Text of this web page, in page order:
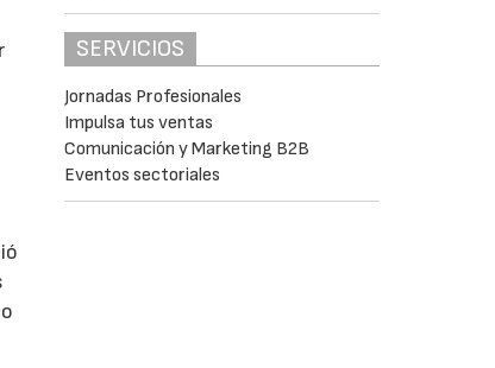
SERVICIOS
Jornadas Profesionales
Impulsa tus ventas
Comunicación y Marketing B2B
Eventos sectoriales